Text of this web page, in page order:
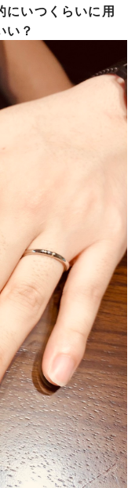
にいつくらいに用
い？